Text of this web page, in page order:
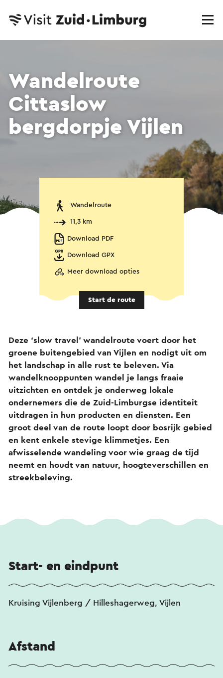
Wandelroute
Cittaslow
bergdorpje Vijlen
Wandelroute
11,3 km
Download PDF
Download GPX
Meer download opties
Start de route
Deze ‘slow travel’ wandelroute voert door het
groene buitengebied van Vijlen en nodigt uit om
het landschap in alle rust te beleven. Via
wandelknooppunten wandel je langs fraaie
uitzichten en ontdek je onderweg lokale
ondernemers die de Zuid-Limburgse identiteit
uitdragen in hun producten en diensten. Een
groot deel van de route loopt door bosrijk gebied
en kent enkele stevige klimmetjes. Een
afwisselende wandeling voor wie graag de tijd
neemt en houdt van natuur, hoogteverschillen en
streekbeleving.
Start- en eindpunt
Kruising Vijlenberg / Hilleshagerweg, Vijlen
Afstand